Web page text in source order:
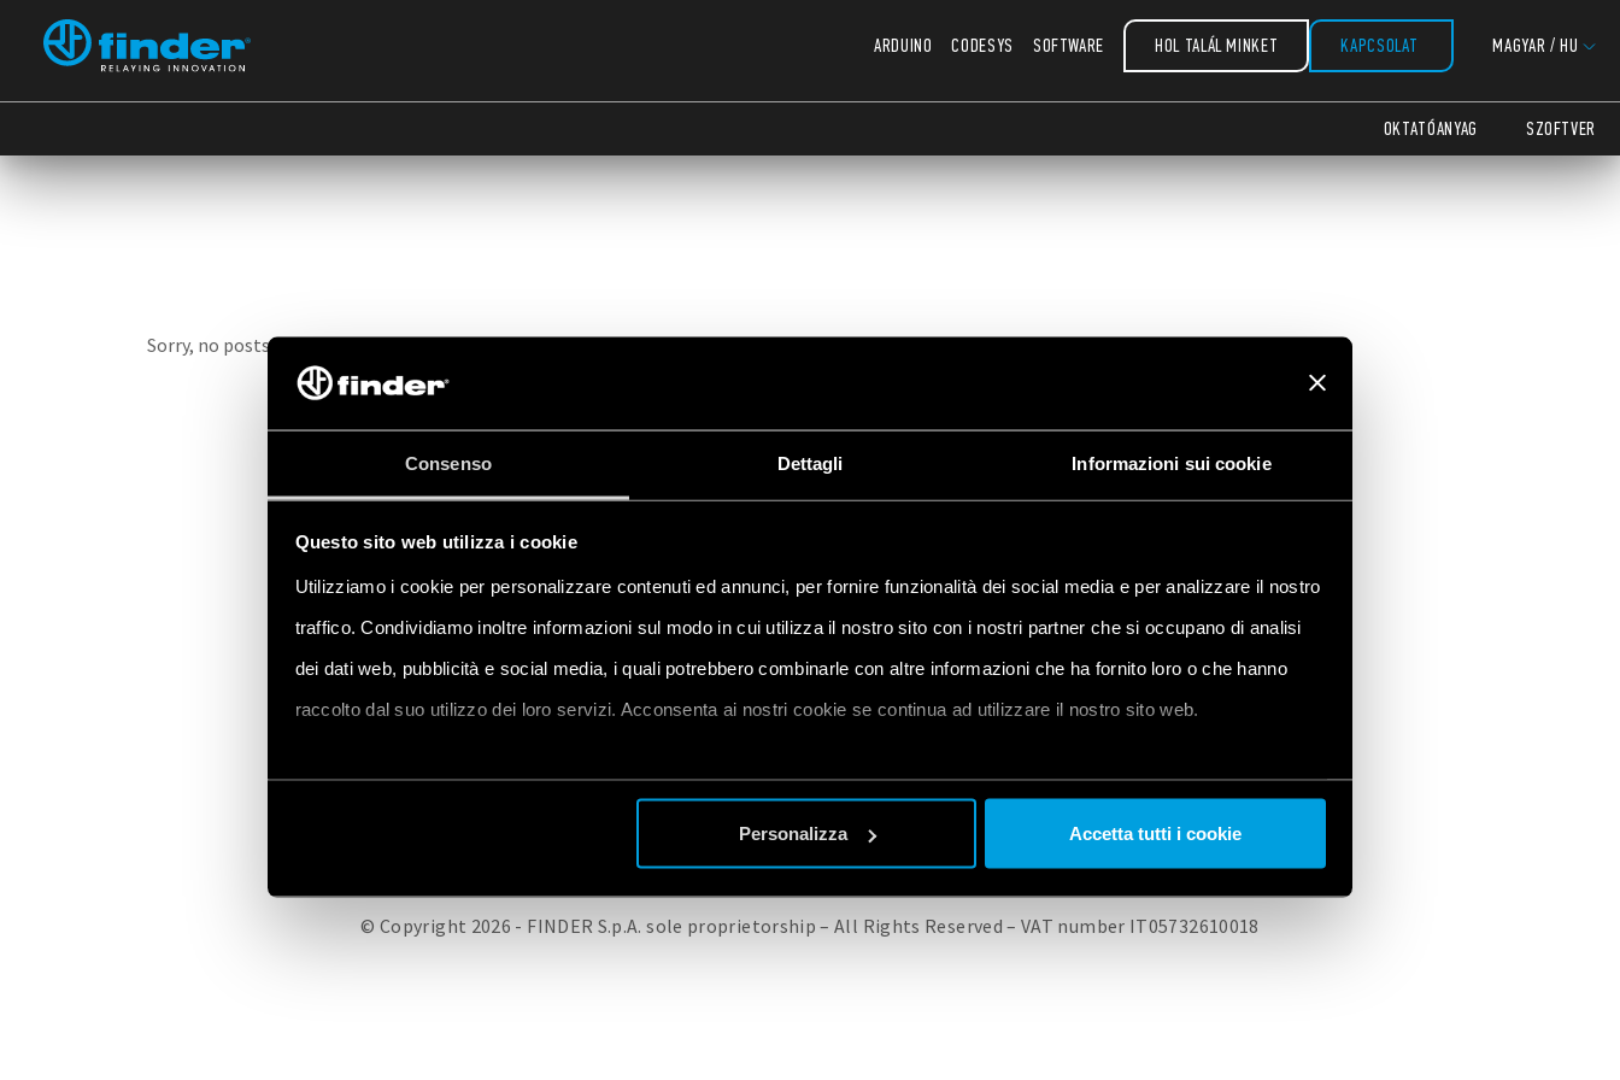
Consenso Dettagli Informazioni sui cookie
Questo sito web utilizza i cookie
Utilizziamo i cookie per personalizzare contenuti ed annunci, per fornire funzionalità dei social media e per analizzare il nostro
traffico. Condividiamo inoltre informazioni sul modo in cui utilizza il nostro sito con i nostri partner che si occupano di analisi
dei dati web, pubblicità e social media, i quali potrebbero combinarle con altre informazioni che ha fornito loro o che hanno
raccolto dal suo utilizzo dei loro servizi. Acconsenta ai nostri cookie se continua ad utilizzare il nostro sito web.
Personalizza Accetta tutti i cookie
ARDUINO CODESYS SOFTWARE HOL TALÁL MINKET KAPCSOLAT MAGYAR /HU
OKTATÓANYAG SZOFTVER
Porte e Connessioni
Sorry, no posts matched your criteria.
FINDER CORPORATE HOL TALÁL MINKET
SÜTI BEÁLLÍTÁSOK MÓDOSÍTÁSA / BELEEGYEZÉS VISSZAVONÁSA
© Copyright 2026 - FINDER S.p.A. sole proprietorship – All Rights Reserved – VAT number IT05732610018